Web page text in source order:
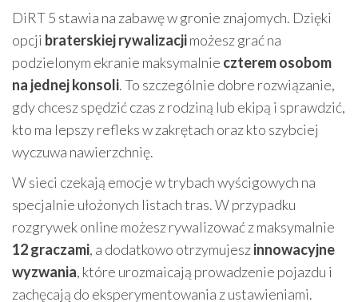
DiRT 5 stawia na zabawę w gronie znajomych. Dzięki
opcji braterskiej rywalizacjimożesz grać na
podzielonym ekranie maksymalnie czterem osobom
na jednej konsoli. To szczególnie dobre rozwiązanie,
gdy chcesz spędzić czas z rodziną lub ekipą i sprawdzić,
kto ma lepszy refleks w zakrętach oraz kto szybciej
wyczuwa nawierzchnię.
W sieci czekają emocje w trybach wyścigowych na
specjalnie ułożonych listach tras. W przypadku
rozgrywek online możesz rywalizować z maksymalnie
12 graczami, a dodatkowo otrzymujeszinnowacyjne
wyzwania, które urozmaicają prowadzenie pojazdu i
zachęcają do eksperymentowania z ustawieniami.